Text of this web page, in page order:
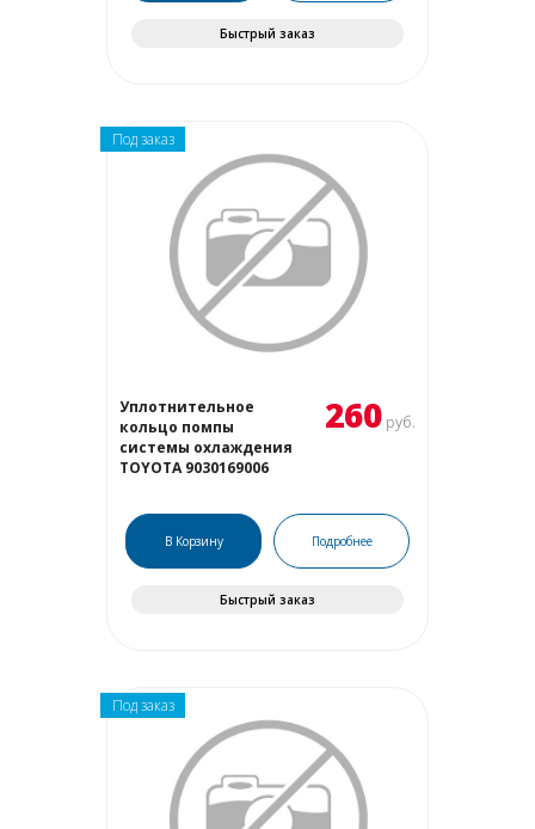
Быстрый заказ
Под заказ
Уплотнительное
кольцо помпы
системы охлаждения
TOYOTA 9030169006
260 руб.
В Корзину Подробнее
Быстрый заказ
Под заказ